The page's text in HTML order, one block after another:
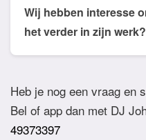
de email of app welke
willen horen. De DJ
Wij hebben interesse
het verder in zijn werk?
zodat het feest
overigens geen
feest eraan komt
Heb je nog een vraag en
Bel of app dan met DJ
49373397